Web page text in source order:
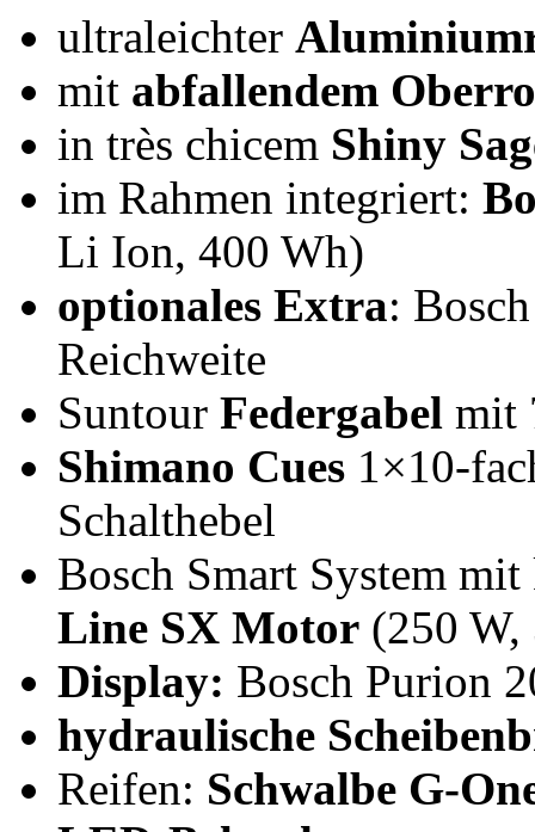
ultraleichter
mit abfallendem
in très chicem Shiny
im Rahmen integriert:
Li Ion, 400 Wh)
optionales Extra:
Reichweite
Suntour Federgabel mit
Shimano Cues 1×10-
Schalthebel
Bosch Smart System
Line SX Motor (250
Display: Bosch Purion
hydraulische
Reifen: Schwalbe G-